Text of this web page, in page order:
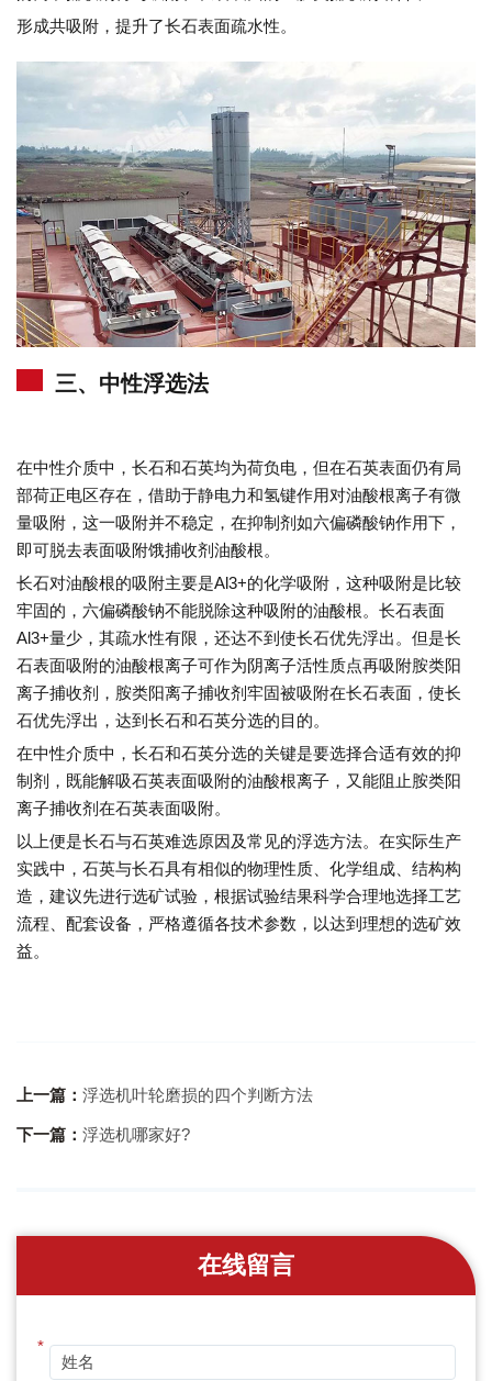
形成共吸附，提升了长石表面疏水性。
三、中性浮选法
在中性介质中，长石和石英均为荷负电，但在石英表面仍有局
部荷正电区存在，借助于静电力和氢键作用对油酸根离子有微
量吸附，这一吸附并不稳定，在抑制剂如六偏磷酸钠作用下，
即可脱去表面吸附饿捕收剂油酸根。
长石对油酸根的吸附主要是Al3+的化学吸附，这种吸附是比较
牢固的，六偏磷酸钠不能脱除这种吸附的油酸根。长石表面
Al3+量少，其疏水性有限，还达不到使长石优先浮出。但是长
石表面吸附的油酸根离子可作为阴离子活性质点再吸附胺类阳
离子捕收剂，胺类阳离子捕收剂牢固被吸附在长石表面，使长
石优先浮出，达到长石和石英分选的目的。
在中性介质中，长石和石英分选的关键是要选择合适有效的抑
制剂，既能解吸石英表面吸附的油酸根离子，又能阻止胺类阳
离子捕收剂在石英表面吸附。
以上便是长石与石英难选原因及常见的浮选方法。在实际生产
实践中，石英与长石具有相似的物理性质、化学组成、结构构
造，建议先进行选矿试验，根据试验结果科学合理地选择工艺
流程、配套设备，严格遵循各技术参数，以达到理想的选矿效
益。
上一篇： 浮选机叶轮磨损的四个判断方法
下一篇： 浮选机哪家好?
在线留言
*